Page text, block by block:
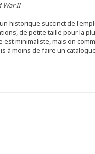
War II
historique succinct de
de petite taille pour la
minimaliste, mais on
à moins de faire un